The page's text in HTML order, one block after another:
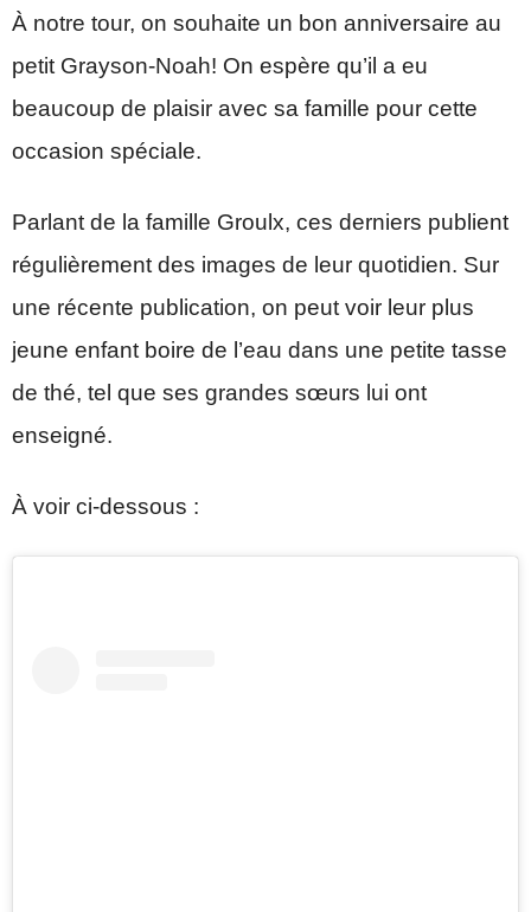
À notre tour, on souhaite un bon anniversaire au
petit Grayson-Noah! On espère qu’il a eu
beaucoup de plaisir avec sa famille pour cette
occasion spéciale.
Parlant de la famille Groulx, ces derniers publient
régulièrement des images de leur quotidien. Sur
une récente publication, on peut voir leur plus
jeune enfant boire de l’eau dans une petite tasse
de thé, tel que ses grandes sœurs lui ont
enseigné.
À voir ci-dessous :